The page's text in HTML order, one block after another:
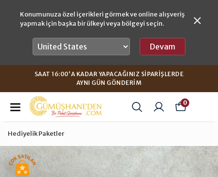
Konumunuza özel içerikleri görmek ve online alışveriş
yapmak için başka bir ülkeyi veya bölgeyi seçin.
Devam
SAAT 16:00'A KADAR YAPACAĞINIZ SIPARIŞLERDE
AYNI GÜN GÖNDERIM
0
Hediyelik Paketler